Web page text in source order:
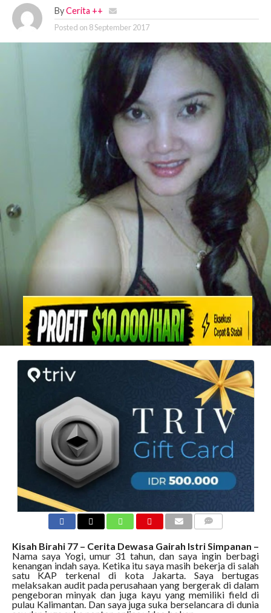
By Cerita ++
Posted on 8 September 2017
Kisah Birahi 77 – Cerita Dewasa Gairah Istri Simpanan –
Nama saya Yogi, umur 31 tahun, dan saya ingin berbagi
kenangan indah saya. Ketika itu saya masih bekerja di salah
satu KAP terkenal di kota Jakarta. Saya bertugas
melaksakan audit pada perusahaan yang bergerak di dalam
pengeboran minyak dan juga kayu yang memiliki field di
pulau Kalimantan. Dan saya juga suka berselancara di dunia